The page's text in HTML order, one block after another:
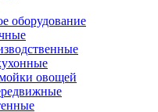
оборудование
овощей